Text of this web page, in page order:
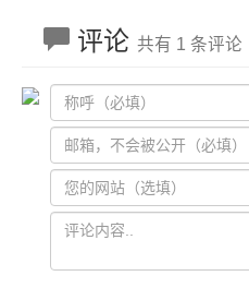
评论 共有 1 条评论